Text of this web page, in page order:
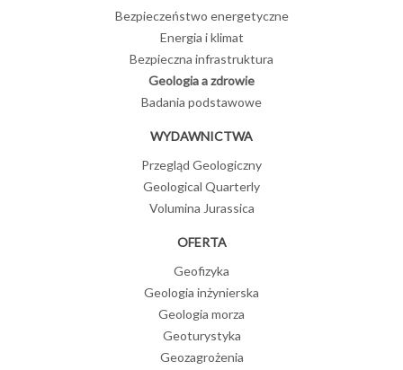
Bezpieczeństwo energetyczne
Energia i klimat
Bezpieczna infrastruktura
Geologia a zdrowie
Badania podstawowe
WYDAWNICTWA
Przegląd Geologiczny
Geological Quarterly
Volumina Jurassica
OFERTA
Geofizyka
Geologia inżynierska
Geologia morza
Geoturystyka
Geozagrożenia